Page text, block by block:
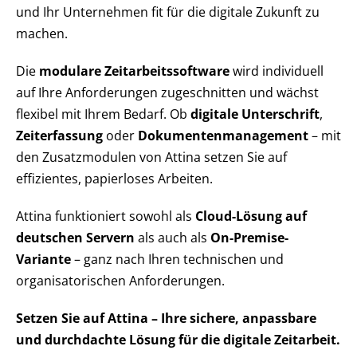
und Ihr Unternehmen fit für die digitale Zukunft zu
machen.
Die modulare Zeitarbeitssoftwarewird individuell
auf Ihre Anforderungen zugeschnitten und wächst
flexibel mit Ihrem Bedarf. Ob digitale Unterschrift,
Zeiterfassung oder Dokumentenmanagement– mit
den Zusatzmodulen von Attina setzen Sie auf
effizientes, papierloses Arbeiten.
Attina funktioniert sowohl als Cloud-Lösung auf
deutschen Servern als auch als On-Premise-
Variante– ganz nach Ihren technischen und
organisatorischen Anforderungen.
Setzen Sie auf Attina – Ihre sichere, anpassbare
und durchdachte Lösung für die digitale Zeitarbeit.